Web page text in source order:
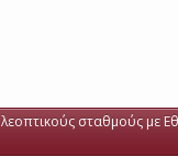
σταθμούς με